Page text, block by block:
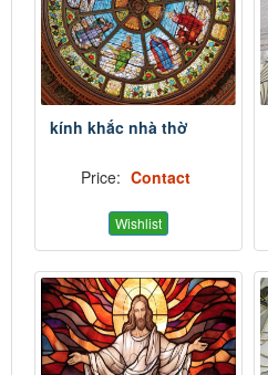
kính khắc nhà thờ
Price: Contact
Wishlist